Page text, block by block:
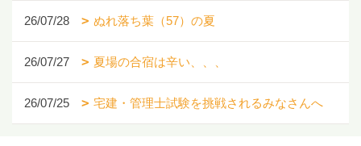
26/07/28 ぬれ落ち葉（57）の夏
26/07/27 夏場の合宿は辛い、、、
26/07/25 宅建・管理士試験を挑戦されるみなさんへ